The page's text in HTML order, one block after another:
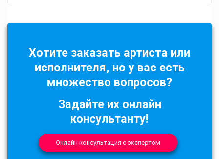
Хотите заказать артиста или
исполнителя, но у вас есть
множество вопросов?
Задайте их онлайн
консультанту!
Онлайн консультация с экспертом